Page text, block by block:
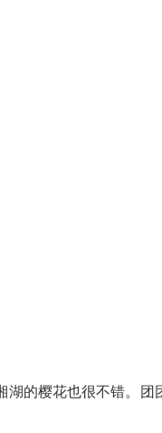
湖的樱花也很不错。团